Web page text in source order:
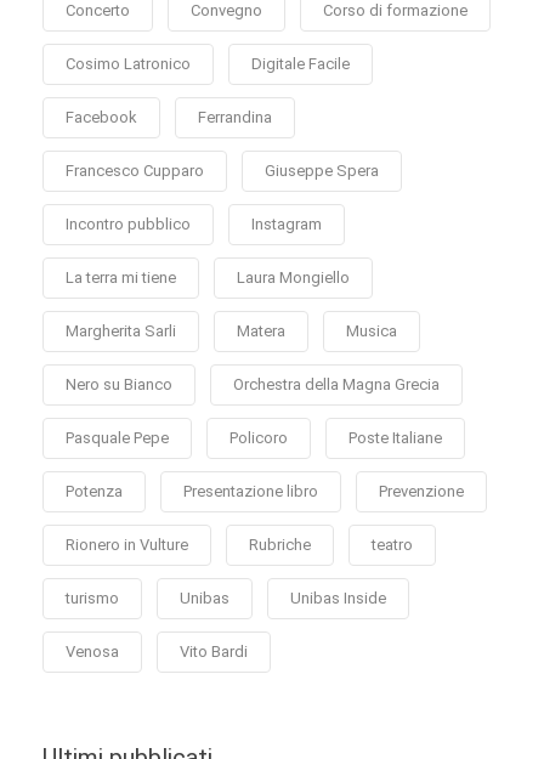
Concerto Convegno Corso di formazione
Cosimo Latronico Digitale Facile
Facebook Ferrandina
Francesco Cupparo Giuseppe Spera
Incontro pubblico Instagram
La terra mi tiene Laura Mongiello
Margherita Sarli Matera Musica
Nero su Bianco Orchestra della Magna Grecia
Pasquale Pepe Policoro Poste Italiane
Potenza Presentazione libro Prevenzione
Rionero in Vulture Rubriche teatro
turismo Unibas Unibas Inside
Venosa Vito Bardi